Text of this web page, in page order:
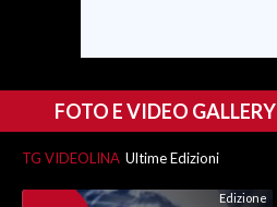
SPIAGGE
STORE
FOTO E VIDEO GALLERY
TG VIDEOLINA Ultime Edizioni
Edizione